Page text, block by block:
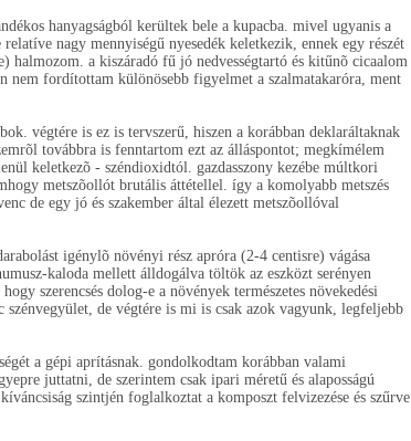
hanyagságból kerültek bele a kupacba. mivel ugyanis a
nagy mennyiségű nyesedék keletkezik, ennek egy részét
halmozom. a kiszáradó fű jó nedvességtartó és kitűnõ cicaalom
nem fordítottam különösebb figyelmet a szalmatakaróra, ment
végtére is ez is tervszerű, hiszen a korábban deklaráltaknak
továbbra is fenntartom ezt az álláspontot; megkímélem
keletkezõ - széndioxidtól. gazdasszony kezébe múltkori
metszõollót brutális áttétellel. így a komolyabb metszés
de egy jó és szakember által élezett metszõollóval
igénylõ növényi rész apróra (2-4 centisre) vágása
kaloda mellett álldogálva töltök az eszközt serényen
szerencsés dolog-e a növények természetes növekedési
de végtére is mi is csak azok vagyunk, legfeljebb
a gépi aprításnak. gondolkodtam korábban valami
juttatni, de szerintem csak ipari méretű és alaposságú
szintjén foglalkoztat a komposzt felvizezése és szűrve